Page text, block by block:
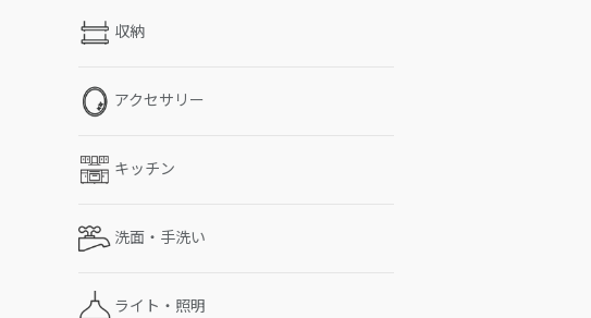
収納
アクセサリー
キッチン
洗面・手洗い
ライト・照明